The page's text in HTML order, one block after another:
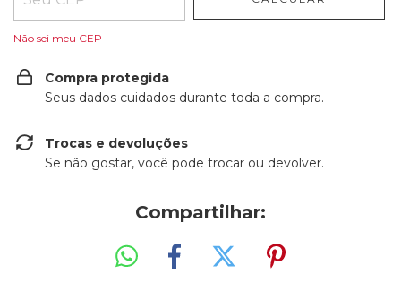
Não sei meu CEP
Compra protegida
Seus dados cuidados durante toda a compra.
Trocas e devoluções
Se não gostar, você pode trocar ou devolver.
Compartilhar: